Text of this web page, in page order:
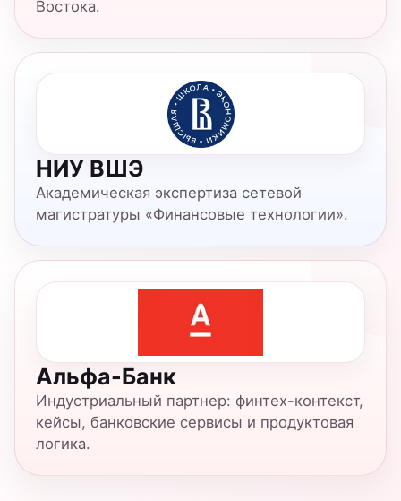
Альфа-Банк
Индустриальный партнер: финтех-контекст,
кейсы, банковские сервисы и продуктовая
Чему студент научится
Работать с данными
Собирать, очищать, анализировать данные,
строить метрики и находить
закономерности для финансовых продуктов.
Использовать Python и ML